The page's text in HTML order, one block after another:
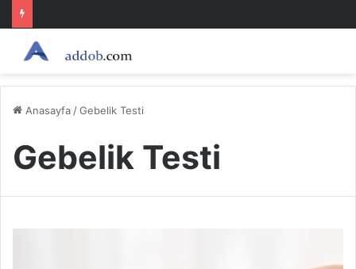
Anasayfa /Gebelik Testi
Gebelik Testi